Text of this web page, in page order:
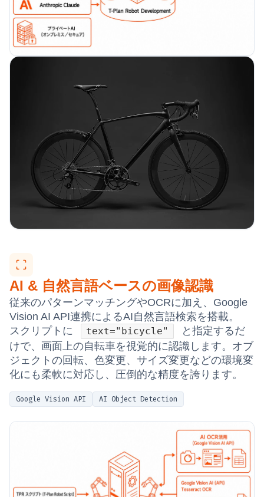
AI & 自然言語ベースの画像認識
従来のパターンマッチングやOCRに加え、Google
Vision AI API連携によるAI自然言語検索を搭載。
スクリプトに
text="bicycle"
と指定するだ
けで、画面上の自転車を視覚的に認識します。オブ
ジェクトの回転、色変更、サイズ変更などの環境変
化にも柔軟に対応し、圧倒的な精度を誇ります。
Google Vision API AI Object Detection